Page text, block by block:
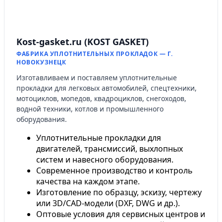
Kost-gasket.ru (KOST GASKET)
ФАБРИКА УПЛОТНИТЕЛЬНЫХ ПРОКЛАДОК — Г.
НОВОКУЗНЕЦК
Изготавливаем и поставляем уплотнительные
прокладки для легковых автомобилей, спецтехники,
мотоциклов, мопедов, квадроциклов, снегоходов,
водной техники, котлов и промышленного
оборудования.
Уплотнительные прокладки для
двигателей, трансмиссий, выхлопных
систем и навесного оборудования.
Современное производство и контроль
качества на каждом этапе.
Изготовление по образцу, эскизу, чертежу
или 3D/CAD-модели (DXF, DWG и др.).
Оптовые условия для сервисных центров и